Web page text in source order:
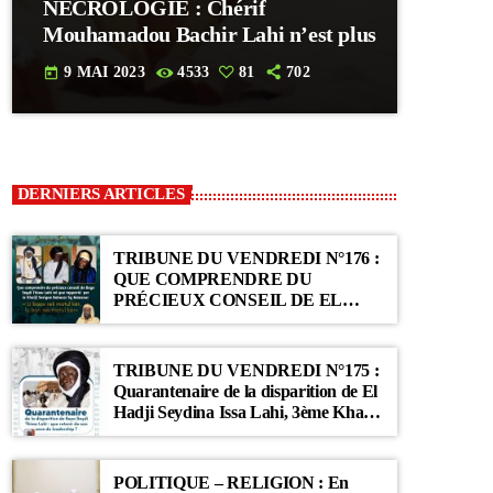
NECROLOGIE : Chérif
Mouhamadou Bachir Lahi n’est plus
today 9 MAI 2023 4533 81 702
DERNIERS ARTICLES
TRIBUNE DU VENDREDI N°176 :
QUE COMPRENDRE DU
PRÉCIEUX CONSEIL DE EL
HADJI SEYDINA ISSA LAHI TEL
QUE RAPPORTÉ PAR LE
KHALIF SERIGNE BABACAR SY
MANSOUR : « Li Baax Matul Kër,
Li Bon Matul Kër »
TRIBUNE DU VENDREDI N°175 :
Quarantenaire de la disparition de El
Hadji Seydina Issa Lahi, 3ème Khalif
des Ahloulahi
POLITIQUE – RELIGION : En